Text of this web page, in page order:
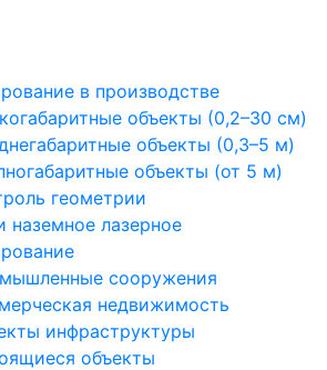
в производстве
объекты (0,2–30 см)
объекты (0,3–5 м)
объекты (от 5 м)
геометрии
наземное лазерное
сооружения
недвижимость
инфраструктуры
объекты